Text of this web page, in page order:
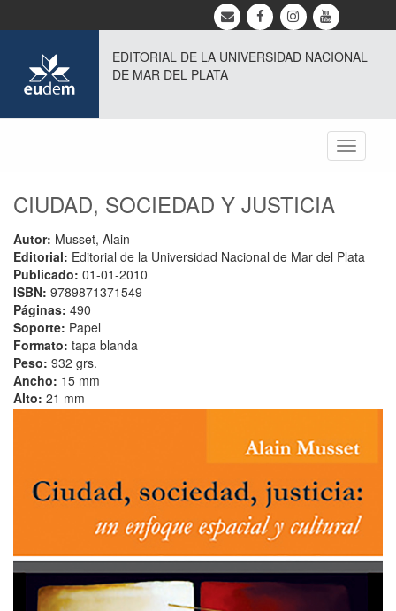
EDITORIAL DE LA UNIVERSIDAD NACIONAL
DE MAR DEL PLATA
Toggle
CIUDAD, SOCIEDAD Y JUSTICIA
Autor: Musset, Alain
Editorial: Editorial de la Universidad Nacional de Mar del Plata
Publicado: 01-01-2010
ISBN: 9789871371549
Páginas: 490
Soporte: Papel
Formato: tapa blanda
Peso: 932 grs.
Ancho: 15 mm
Alto: 21 mm